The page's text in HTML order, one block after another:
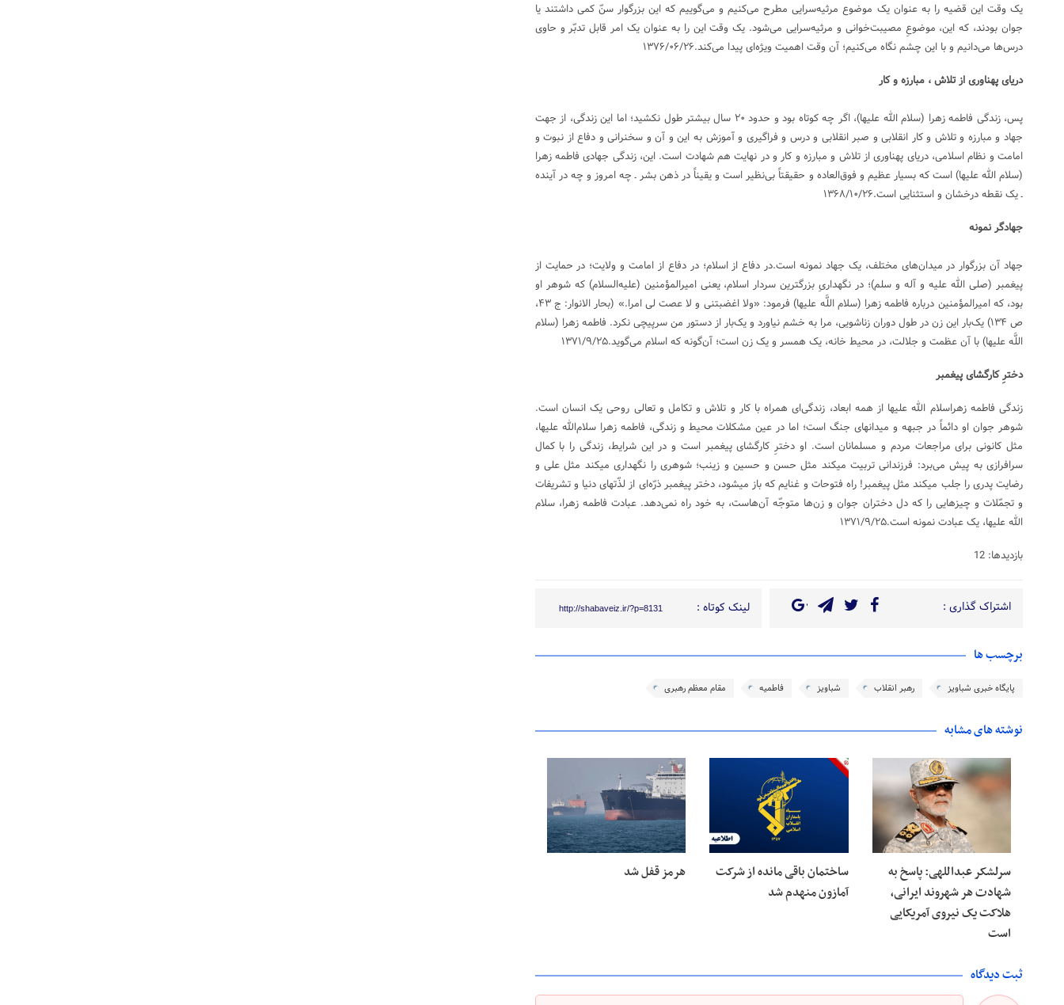
یک وقت این قضیه را به عنوان یک موضوع مرثیه‌سرایی مطرح می‌کنیم و می‌گوییم که این بزرگوار سنّ کمی داشتند یا
جوان بودند، که این، موضوعِ مصیبت‌خوانی و مرثیه‌سرایی می‌شود. یک وقت این را به عنوان یک امر قابل تدبّر و حاوی
درس‌ها می‌دانیم و با این چشم نگاه می‌کنیم؛ آن وقت اهمیت ویژه‌ای پیدا می‌کند.۱۳۷۶/۰۶/۲۶
دریاى پهناورى از تلاش ، مبارزه و کار
پس، زندگى فاطمه ‌زهرا (سلام الله علیها)، اگر چه کوتاه بود و حدود ۲۰ سال بیشتر طول نکشید؛ اما این زندگى، از جهت
جهاد و مبارزه و تلاش و کار انقلابى و صبر انقلابى و درس و فراگیرى و آموزش به این و آن و سخنرانى و دفاع از نبوت و
امامت و نظام اسلامى، دریاى پهناورى از تلاش و مبارزه و کار و در نهایت هم شهادت است. این، زندگى جهادى فاطمه زهرا
(سلام الله علیها) است که بسیار عظیم و فوق‌العاده و حقیقتاً بى‌نظیر است و یقیناً در ذهن بشر ‌ـ‌ چه امروز و چه در آینده
‌ـ‌ یک نقطه درخشان و استثنایى است.۱۳۶۸/۱۰/۲۶
جهادگر نمونه
جهاد آن بزرگوار در میدان‌های مختلف، یک جهاد نمونه است.در دفاع از اسلام؛ در دفاع از امامت و ولایت؛ در حمایت از
پیغمبر (صلی الله علیه و آله و سلم)؛ در نگهداریِ بزرگترین سردار اسلام، یعنی امیرالمؤمنین (علیه‌السلام) که شوهر او
بود، که امیرالمؤمنین درباره فاطمه زهرا (سلام اللَّه علیها) فرمود: «ولا اغضبتنی و لا عصت لی امرا.» (بحار الانوار: ج ۴۳،
ص ۱۳۴) یک‌بار این زن در طول دوران زناشویی، مرا به خشم نیاورد و یک‌بار از دستور من سرپیچی نکرد. فاطمه زهرا (سلام
اللَّه علیها) با آن عظمت و جلالت، در محیط خانه، یک همسر و یک زن است؛ آن‌گونه که اسلام می‌گوید.۱۳۷۱/۹/۲۵
دخترِ کارگشای پیغمبر
زندگی فاطمه زهراسلام الله علیها از همه ابعاد، زندگی‌ای همراه با کار و تلاش و تکامل و تعالی روحی یک انسان است.
شوهر جوان او دائماً در جبهه و میدانهای جنگ است؛ اما در عین مشکلات محیط و زندگی، فاطمه زهرا سلام‌الله علیها،
مثل کانونی برای مراجعات مردم و مسلمانان است. او دخترِ کارگشای پیغمبر است و در این شرایط، زندگی را با کمال
سرافرازی به پیش می‌برد: فرزندانی تربیت میکند مثل حسن و حسین و زینب؛ شوهری را نگهداری میکند مثل علی و
رضایت پدری را جلب میکند مثل پیغمبر! راه فتوحات و غنایم که باز میشود، دختر پیغمبر ذرّه‌ای از لذّتهای دنیا و تشریفات
و تجمّلات و چیزهایی را که دل دختران جوان و زن‌ها متوجّه آن‌هاست، به خود راه نمی‌دهد. عبادت فاطمه زهرا، سلام
الله علیها، یک عبادت نمونه است.۱۳۷۱/۹/۲۵
بازدیدها: 12
اشتراک گذاری : لینک کوتاه : http://shabaveiz.ir/?p=8131
برچسب ها
پایگاه خبری شباویز رهبر انقلاب شباویز فاطمیه مقام معظم رهبری
نوشته های مشابه
سرلشکر عبداللهی: پاسخ به
شهادت هر شهروند ایرانی،
هلاکت یک نیروی آمریکایی
است
ساختمان باقی مانده از شرکت
آمازون منهدم شد
هرمز قفل شد
ثبت دیدگاه